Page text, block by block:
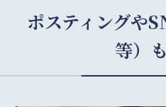
ポスティングや
等）